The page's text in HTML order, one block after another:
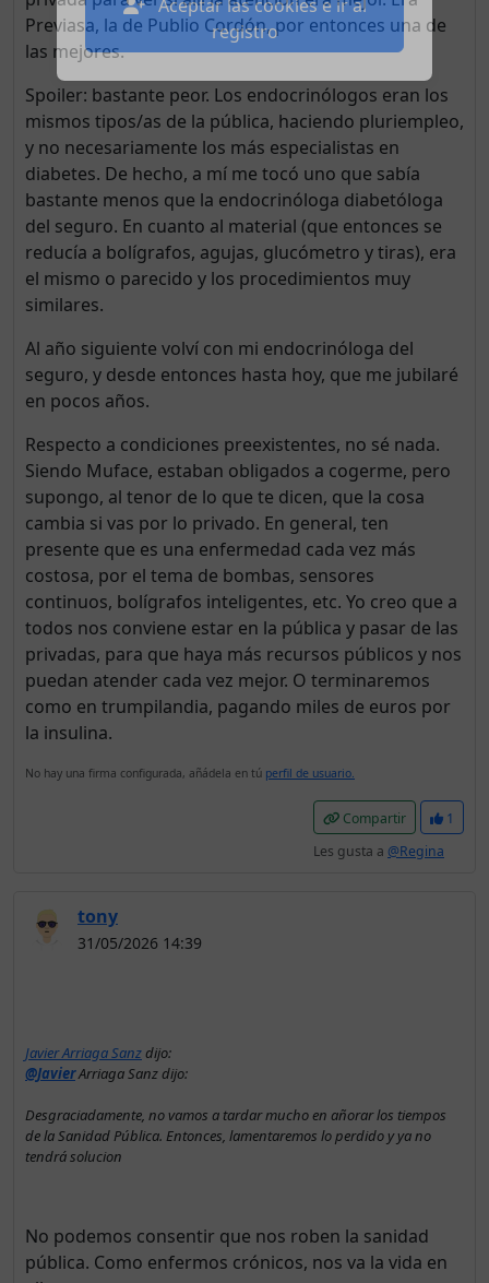
Previasa, la de Publio Cordón, por entonces una de
las mejores.
Spoiler: bastante peor. Los endocrinólogos eran los
mismos tipos/as de la pública, haciendo pluriempleo,
y no necesariamente los más especialistas en
diabetes. De hecho, a mí me tocó uno que sabía
bastante menos que la endocrinóloga diabetóloga
del seguro. En cuanto al material (que entonces se
reducía a bolígrafos, agujas, glucómetro y tiras), era
el mismo o parecido y los procedimientos muy
similares.
Al año siguiente volví con mi endocrinóloga del
seguro, y desde entonces hasta hoy, que me jubilaré
en pocos años.
Respecto a condiciones preexistentes, no sé nada.
Siendo Muface, estaban obligados a cogerme, pero
supongo, al tenor de lo que te dicen, que la cosa
cambia si vas por lo privado. En general, ten
presente que es una enfermedad cada vez más
costosa, por el tema de bombas, sensores
continuos, bolígrafos inteligentes, etc. Yo creo que a
todos nos conviene estar en la pública y pasar de las
privadas, para que haya más recursos públicos y nos
puedan atender cada vez mejor. O terminaremos
como en trumpilandia, pagando miles de euros por
la insulina.
No hay una firma configurada, añádela en tú perfil de usuario.
Compartir
1
Les gusta a @Regina
tony
31/05/2026 14:39
Javier Arriaga Sanzdijo:
@JavierArriaga Sanz dijo:
Desgraciadamente, no vamos a tardar mucho en añorar los tiempos
de la Sanidad Pública. Entonces, lamentaremos lo perdido y ya no
tendrá solucion
No podemos consentir que nos roben la sanidad
pública. Como enfermos crónicos, nos va la vida en